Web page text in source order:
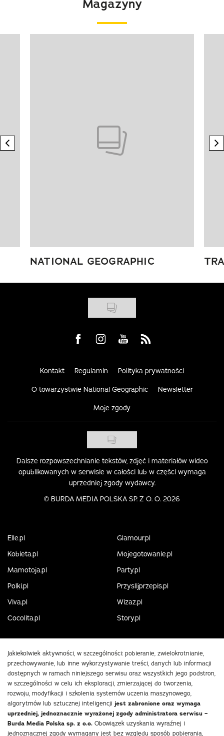
Magazyny
previous element
NATIONAL GEOGRAPHIC
Visit us on Facebook
Visit us on Instagram
Visit us on Youtube
Visit us on Rss
Kontakt Regulamin Polityka prywatności
O towarzystwie National Geographic Newsletter
Moje zgody
Dalsze rozpowszechnianie tekstów, zdjęć i materiałów wideo
opublikowanych w serwisie w całości lub w części wymaga
uprzedniej zgody wydawcy.
© BURDA MEDIA POLSKA SP. Z O. O. 2026
Elle.pl
Glamour.pl
Kobieta.pl
Mojegotowanie.pl
Mamotoja.pl
Party.pl
Polki.pl
Przyslijprzepis.pl
Viva.pl
Wizaz.pl
Cocolita.pl
Story.pl
Jakiekolwiek aktywności, w szczególności: pobieranie, zwielokrotnianie,
przechowywanie, lub inne wykorzystywanie treści, danych lub informacji
dostępnych w ramach niniejszego serwisu oraz wszystkich jego podstron,
w szczególności w celu ich eksploracji, zmierzającej do tworzenia,
rozwoju, modyfikacji i szkolenia systemów uczenia maszynowego,
algorytmów lub sztucznej inteligencji jest zabronione oraz wymaga
uprzedniej, jednoznacznie wyrażonej zgody administratora serwisu –
Burda Media Polska sp. z o.o. Obowiązek uzyskania wyraźnej i
jednoznacznej zgody wymagany jest bez względu sposób pobierania,